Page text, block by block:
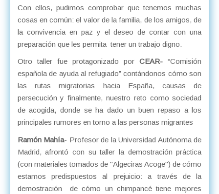
Con ellos, pudimos comprobar que tenemos muchas
cosas en común: el valor de la familia, de los amigos, de
la convivencia en paz y el deseo de contar con una
preparación que les permita tener un trabajo digno.
Otro taller fue protagonizado porCEAR- “Comisión
española de ayuda al refugiado” contándonos cómo son
las rutas migratorias hacia España, causas de
persecución y finalmente, nuestro reto como sociedad
de acogida, donde se ha dado un buen repaso a los
principales rumores en torno a las personas migrantes
Ramón Mahía- Profesor de la Universidad Autónoma de
Madrid, afrontó con su taller la demostración práctica
(con materiales tomados de "Algeciras Acoge") de cómo
estamos predispuestos al prejuicio: a través de la
demostración de cómo un chimpancé tiene mejores